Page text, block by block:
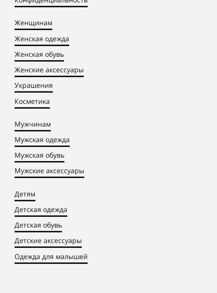
Женщинам
Женская одежда
Женская обувь
Женские аксессуары
Украшения
Косметика
Мужчинам
Мужская одежда
Мужская обувь
Мужские аксессуары
Детям
Детская одежда
Детская обувь
Детские аксессуары
Одежда для малышей